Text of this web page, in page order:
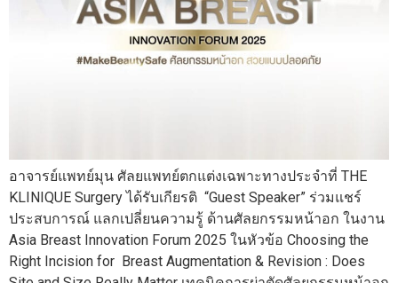
อาจารย์แพทย์มุน ศัลยแพทย์ตกแต่งเฉพาะทางประจำที่ THE
KLINIQUE Surgery ได้รับเกียรติ “Guest Speaker” ร่วมแชร์
ประสบการณ์ แลกเปลี่ยนความรู้ ด้านศัลยกรรมหน้าอก ในงาน
Asia Breast Innovation Forum 2025 ในหัวข้อ Choosing the
Right Incision for Breast Augmentation & Revision : Does